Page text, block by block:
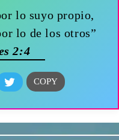
lo suyo propio,
lo de los otros”
2:4